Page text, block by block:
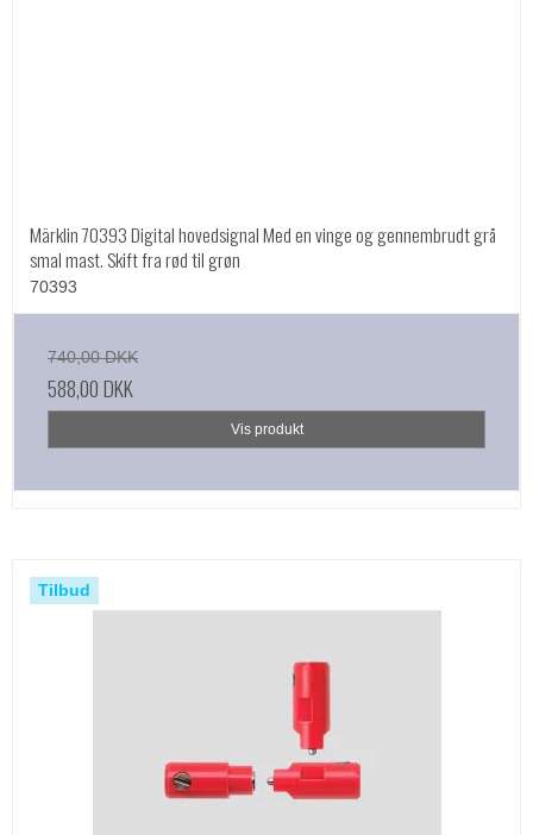
Märklin 70393 Digital hovedsignal Med en vinge og gennembrudt grå
smal mast. Skift fra rød til grøn
70393
740,00 DKK
588,00 DKK
Vis produkt
Tilbud